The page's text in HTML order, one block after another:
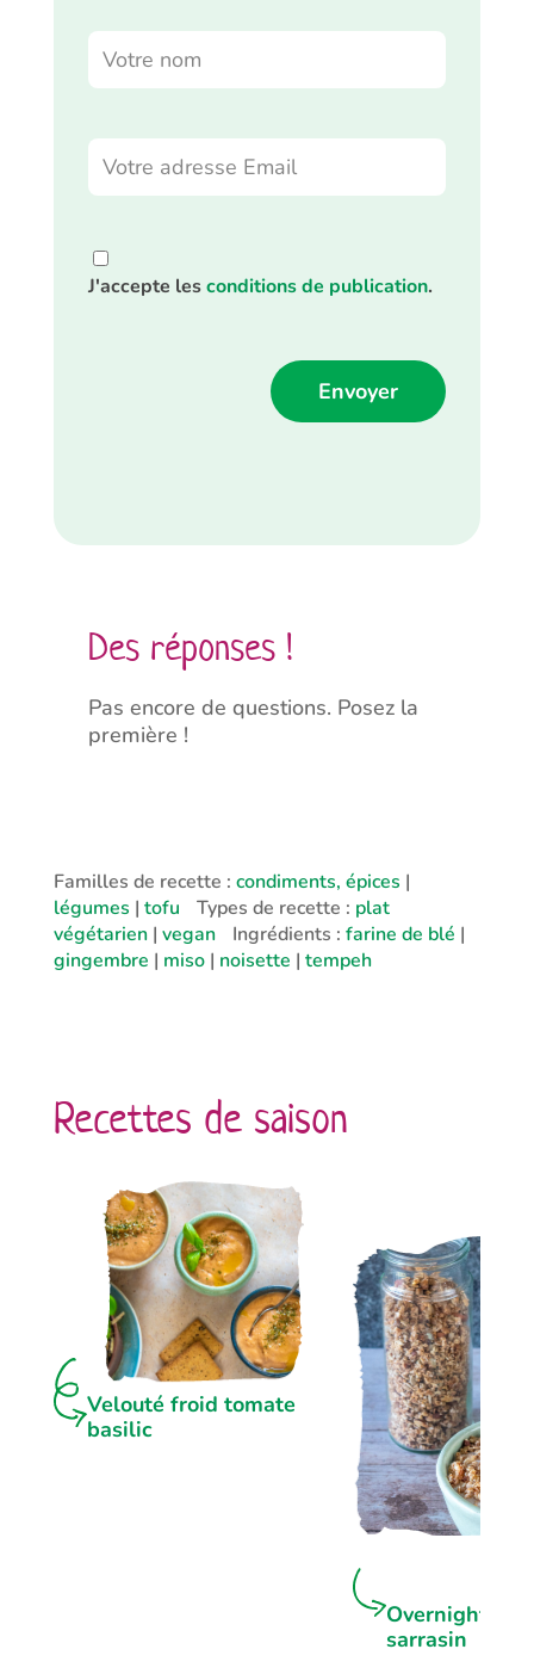
J'accepte lesconditions de publication.
Des réponses !
Pas encore de questions. Posez la
première !
Familles de recette : condiments, épices |
légumes | tofu Types de recette : plat
végétarien| vegan Ingrédients : farine de blé |
gingembre | miso| noisette | tempeh
Recettes de saison
Velouté froid tomate
basilic
Overnight
sarrasin